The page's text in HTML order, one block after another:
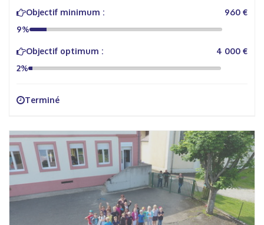
Objectif minimum :
960 €
9%
Objectif optimum :
4 000 €
2%
Terminé